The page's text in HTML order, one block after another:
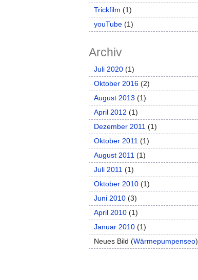
Trickfilm (1)
youTube(1)
Archiv
Juli 2020(1)
Oktober 2016(2)
August 2013 (1)
April 2012 (1)
Dezember 2011 (1)
Oktober 2011 (1)
August 2011 (1)
Juli 2011 (1)
Oktober 2010(1)
Juni 2010(3)
April 2010(1)
Januar 2010(1)
Neues Bild (Wärmepumpenseo)